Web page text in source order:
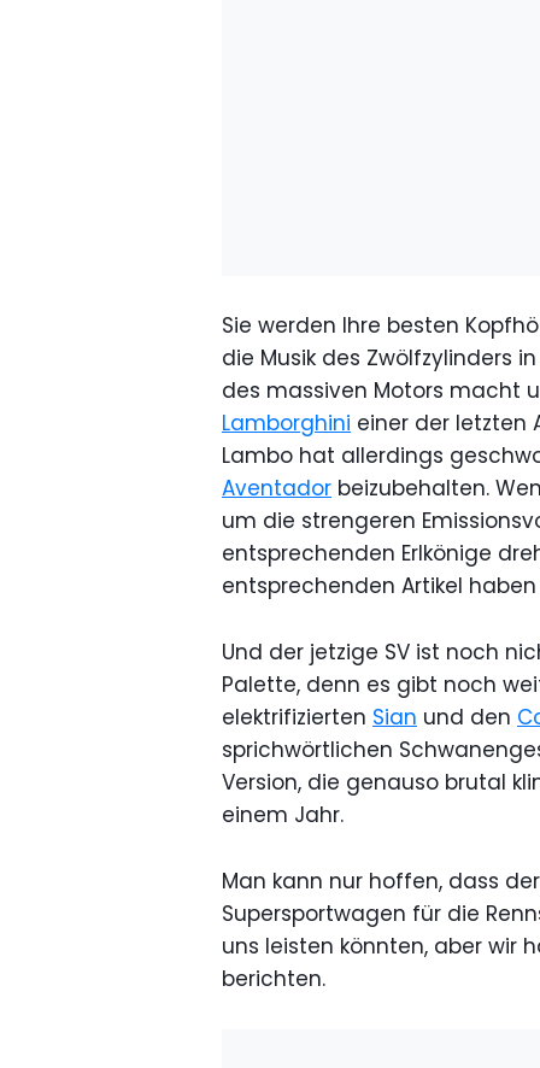
Sie werden Ihre besten
die Musik des Zwölfzylinders
des massiven Motors macht
Lamborghini einer der letzten
Lambo hat allerdings
Aventador beizubehalten.
um die strengeren
entsprechenden Erlkönige
entsprechenden Artikel
Und der jetzige SV ist noch
Palette, denn es gibt noch
elektrifizierten Sian und den
sprichwörtlichen
Version, die genauso brutal
einem Jahr.
Man kann nur hoffen, dass
Supersportwagen für die
uns leisten könnten, aber wir
berichten.